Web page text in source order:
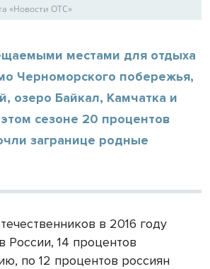
«Новости ОТС»
местами для отдыха
Черноморского побережья,
озеро Байкал, Камчатка и
сезоне 20 процентов
загранице родные
в 2016 году
России, 14 процентов
по 12 процентов россиян